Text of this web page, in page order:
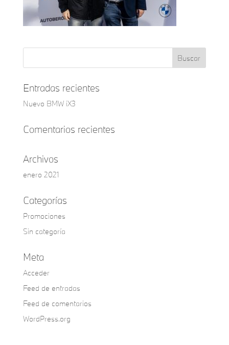
Entradas recientes
Nuevo BMW iX3
Comentarios recientes
Archivos
enero 2021
Categorías
Promociones
Sin categoría
Meta
Acceder
Feed de entradas
Feed de comentarios
WordPress.org